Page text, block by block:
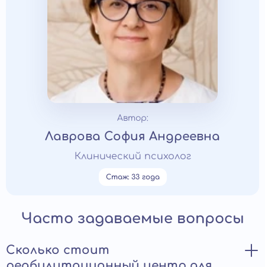
Автор:
Лаврова София Андреевна
Клинический психолог
Стаж: 33 года
Часто задаваемые вопросы
Сколько стоит